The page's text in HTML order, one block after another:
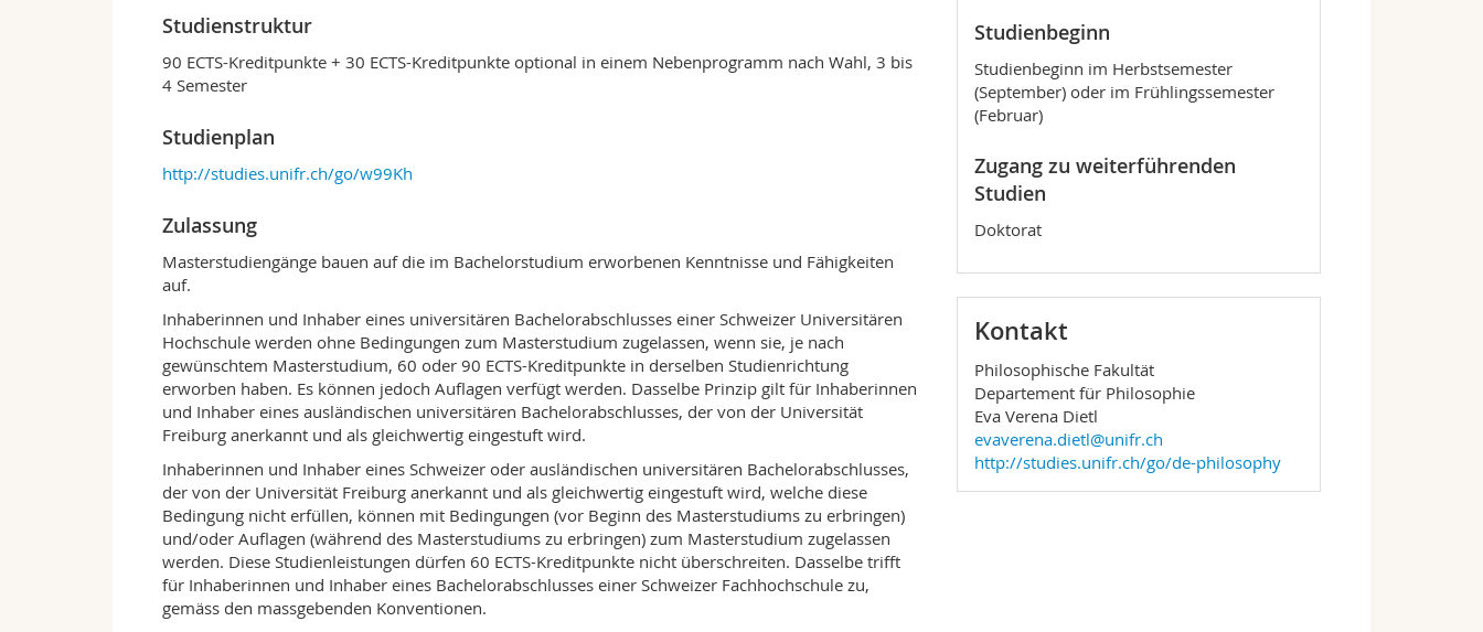
fördert die Entwicklung des kritischen Geistes und der intellektuellen Autonomie. So können
sich die Studierenden die für zukünftige Philosophielehrerinnen und -lehrer erforderliche
Grundausbildung sowie die notwendigen Instrumente aneignen. Das Masterprogramm
ermöglicht es, ein Doktorat zu erwerben.
Das Departement für Philosophie der Universität Freiburg bietet ein in der Schweiz einzigartiges
Masterprogramm. Es zeichnet sich aus durch seinen Methodenpluralismus, die breite
Ausrichtung, das zweisprachige Angebot und die enge Verbindung mit den
Forschungsaktivitäten der Mitglieder dieses Bereichs. Das Masterprogramm bietet zudem eine
weiterführende Ausbildung in den folgenden Teilbereichen an:
Systematische Philosophie
: Erkenntnistheorie und Metaphysik; Sprachphilosophie,
Ästhetik und Kunstphilosophie
Geschichte der Philosophie: antike, mittelalterliche, neuzeitliche und zeitgenössische
Philosophie
Zusätzlich zu einem breit gefächerten und zweisprachigen Kursangebot verfügt das
Departement für Philosophie der Universität Freiburg über ein bedeutendes
diesem Rahmen werden in jedem Semester mehrere internationale Forschungskolloquien und
Konferenzen organisiert. Dies gibt den Master-Studierenden die Möglichkeit, enge Kontakte mit
der Philosophiegemeinschaft zu knüpfen.
Ausbildungsziele und Berufsperspektiven
Studierende, die das Masterprogramm erfolgreich absolviert haben, verfügen über ein
vertieftes Verständnis der philosophischen Problemstellungen und beherrschen spezifische
Studienstruktur
90 ECTS-Kreditpunkte + 30 ECTS-Kreditpunkte optional in einem Nebenprogramm nach Wahl, 3 bis
4 Semester
Studienplan
http://studies.unifr.ch/go/w99Kh
Zulassung
Masterstudiengänge bauen auf die im Bachelorstudium erworbenen Kenntnisse und Fähigkeiten
auf.
Inhaberinnen und Inhaber eines universitären Bachelorabschlusses einer Schweizer Universitären
Hochschule werden ohne Bedingungen zum Masterstudium zugelassen, wenn sie, je nach
gewünschtem Masterstudium, 60 oder 90 ECTS-Kreditpunkte in derselben Studienrichtung
erworben haben. Es können jedoch Auflagen verfügt werden. Dasselbe Prinzip gilt für Inhaberinnen
und Inhaber eines ausländischen universitären Bachelorabschlusses, der von der Universität
Freiburg anerkannt und als gleichwertig eingestuft wird.
Inhaberinnen und Inhaber eines Schweizer oder ausländischen universitären Bachelorabschlusses,
der von der Universität Freiburg anerkannt und als gleichwertig eingestuft wird, welche diese
Bedingung nicht erfüllen, können mit Bedingungen (vor Beginn des Masterstudiums zu erbringen)
und/oder Auflagen (während des Masterstudiums zu erbringen) zum Masterstudium zugelassen
werden. Diese Studienleistungen dürfen 60 ECTS-Kreditpunkte nicht überschreiten. Dasselbe trifft
für Inhaberinnen und Inhaber eines Bachelorabschlusses einer Schweizer Fachhochschule zu,
gemäss den massgebenden Konventionen.
Studienbeginn
Studienbeginn im Herbstsemester
(September) oder im Frühlingssemester
(Februar)
Zugang zu weiterführenden
Studien
Doktorat
Kontakt
Philosophische Fakultät
Departement für Philosophie
Eva Verena Dietl
evaverena.dietl@unifr.ch
http://studies.unifr.ch/go/de-philosophy